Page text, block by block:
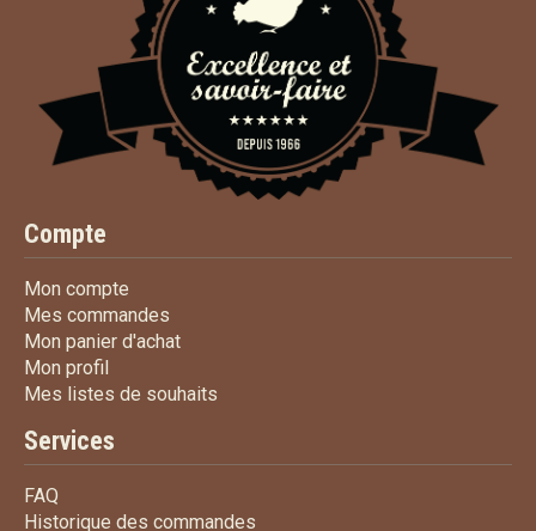
Compte
Mon compte
Mes commandes
Mon panier d'achatMon panier d'achat
Mon profil
Mes listes de souhaits
Services
FAQ
Historique des commandes